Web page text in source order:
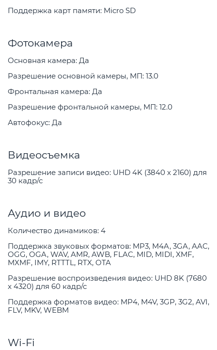
Поддержка карт памяти: Micro SD
Фотокамера
Основная камера: Да
Разрешение основной камеры, МП: 13.0
Фронтальная камера: Да
Разрешение фронтальной камеры, МП: 12.0
Автофокус: Да
Видеосъемка
Разрешение записи видео: UHD 4K (3840 x 2160) для
30 кадр/с
Аудио и видео
Количество динамиков: 4
Поддержка звуковых форматов: MP3, M4A, 3GA, AAC,
OGG, OGA, WAV, AMR, AWB, FLAC, MID, MIDI, XMF,
MXMF, IMY, RTTTL, RTX, OTA
Разрешение воспроизведения видео: UHD 8K (7680
x 4320) для 60 кадр/с
Поддержка форматов видео: MP4, M4V, 3GP, 3G2, AVI,
FLV, MKV, WEBM
Wi-Fi